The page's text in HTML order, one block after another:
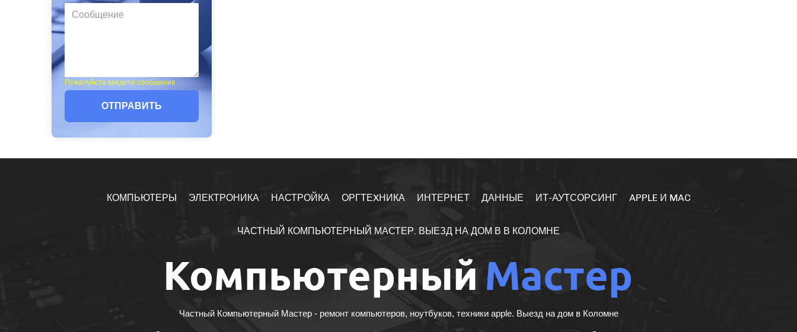
Пожалуйста введите сообщение
ОТПРАВИТЬ
КОМПЬЮТЕРЫ ЭЛЕКТРОНИКА НАСТРОЙКА ОРГТЕXНИКА ИНТЕРНЕТ ДАННЫЕ ИТ-АУТСОРСИНГ APPLE И MAC
ЧАСТНЫЙ КОМПЬЮТЕРНЫЙ МАСТЕР. ВЫЕЗД НА ДОМ В В КОЛОМНЕ
Частный Компьютерный Мастер - ремонт компьютеров, ноутбуков, техники apple. Выезд на дом в Коломне